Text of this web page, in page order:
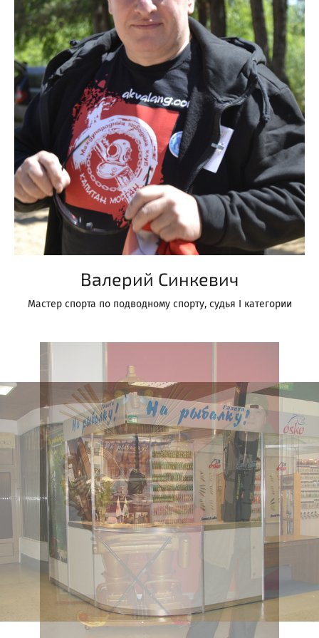
Валерий Синкевич
Мастер спорта по подводному спорту, судья I категории